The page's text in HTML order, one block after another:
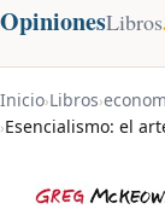
OpinionesLibros
Inicio›Libros›
›Esencialismo: el